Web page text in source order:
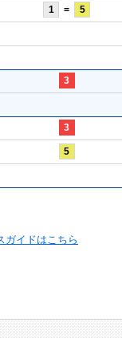
1 = 5
3
3
5
ガイドはこちら